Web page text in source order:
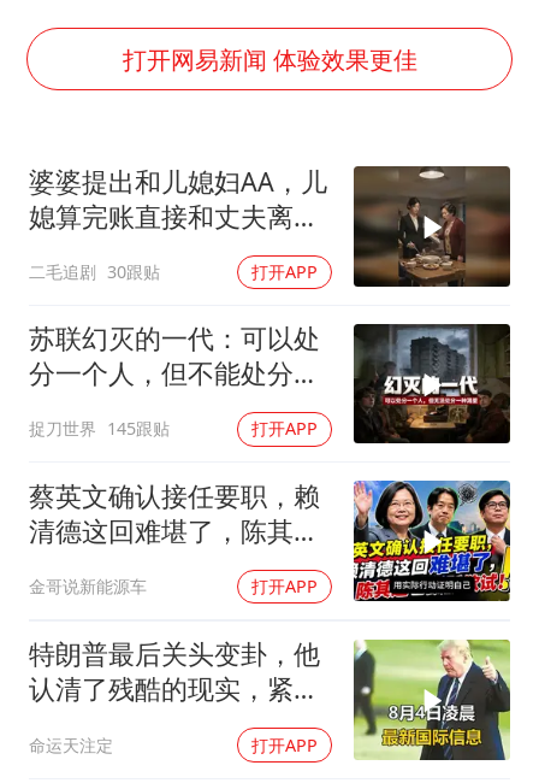
“深圳地面沉降致车辆损坏”不实
奋进开新局 实干挑大梁
打开网易新闻 体验效果更佳
婆婆提出和儿媳妇AA，儿
媳算完账直接和丈夫离
二毛追剧 30跟贴 打开APP
苏联幻灭的一代：可以处
分一个人，但不能处分一
捉刀世界 145跟贴 打开APP
蔡英文确认接任要职，赖
清德这回难堪了，陈其迈
金哥说新能源车 打开APP
特朗普最后关头变卦，他
认清了残酷的现实，紧急
命运天注定 打开APP